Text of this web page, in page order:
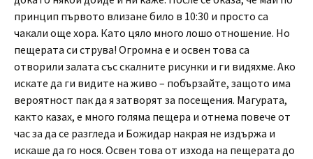
принцип първото влизане било в 10:30 и просто са
чакали още хора. Като цяло много лошо отношение. Но
пещерата си струва! Огромна е и освен това са
отворили залата със скалните рисунки и ги видяхме. Ако
искате да ги видите на живо – побързайте, защото има
вероятност пак да я затворят за посещения. Магурата,
както казах, е много голяма пещера и отнема повече от
час за да се разгледа и Божидар накрая не издържа и
искаше да го нося. Освен това от изхода на пещерата до